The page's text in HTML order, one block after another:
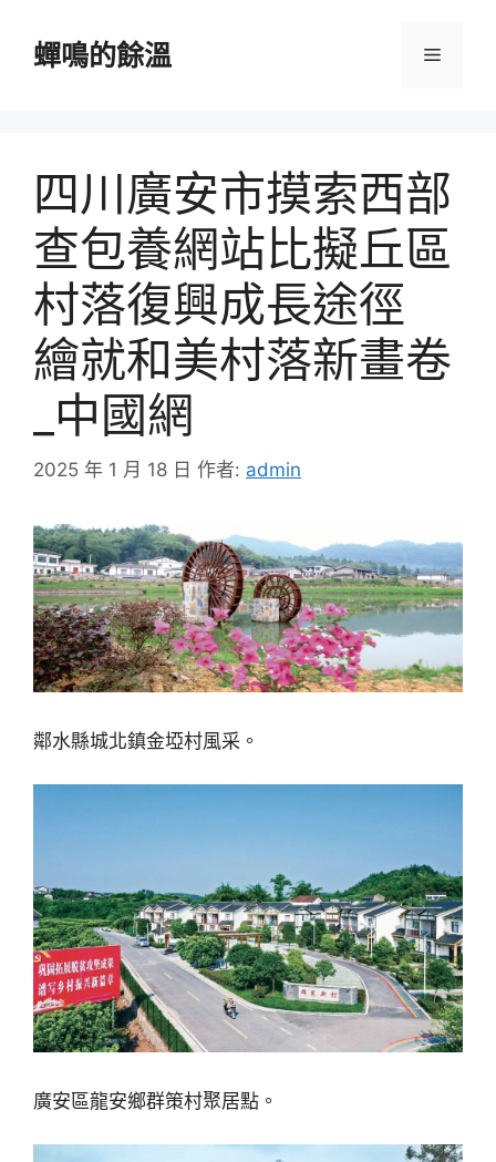
蟬鳴的餘溫 選
四川廣安市摸索西部
查包養網站比擬丘區
村落復興成長途徑
繪就和美村落新畫卷
_中國網
2025 年 1 月 18 日 作者: admin
鄰水縣城北鎮金埡村風采。
廣安區龍安鄉群策村聚居點。